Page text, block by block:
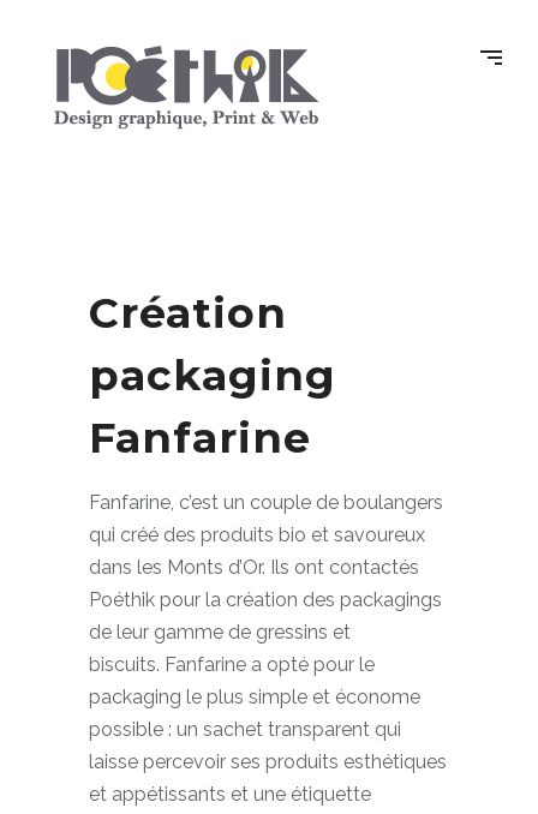
Création
packaging
Fanfarine
Fanfarine, c’est un couple de boulangers
qui créé des produits bio et savoureux
dans les Monts d’Or. Ils ont contactés
Poéthik pour la création des packagings
de leur gamme de gressins et
biscuits. Fanfarine a opté pour le
packaging le plus simple et économe
possible : un sachet transparent qui
laisse percevoir ses produits esthétiques
et appétissants et une étiquette